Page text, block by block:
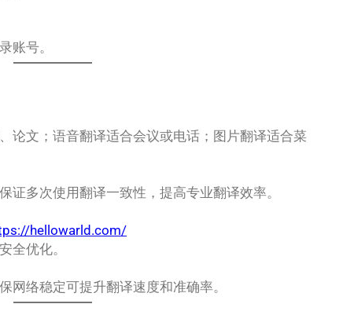
账号。
论文；语音翻译适合会议或电话；图片翻译适合菜
证多次使用翻译一致性，提高专业翻译效率。
hellowarld.com/
全优化。
网络稳定可提升翻译速度和准确率。